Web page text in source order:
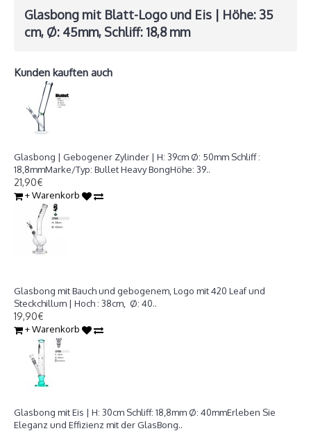
Glasbong mit Blatt-Logo und Eis | Höhe: 35
cm, Ø: 45mm, Schliff: 18,8 mm
Kunden kauften auch
Glasbong | Gebogener Zylinder | H: 39cm Ø: 50mm Schliff :
18,8mmMarke/Typ: Bullet Heavy BongHöhe: 39..
21,90€
+ Warenkorb
Glasbong mit Bauch und gebogenem, Logo mit 420 Leaf und
Steckchillum | Hoch : 38cm, Ø: 40..
19,90€
+ Warenkorb
Glasbong mit Eis | H: 30cm Schliff: 18,8mm Ø: 40mmErleben Sie
Eleganz und Effizienz mit der GlasBong..